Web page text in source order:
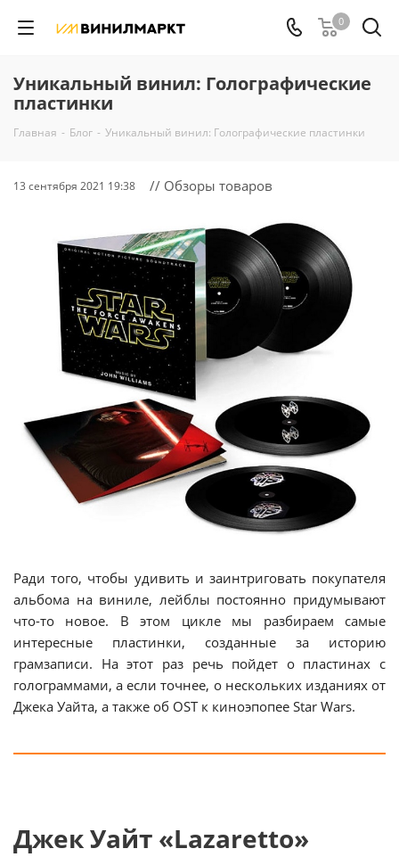
0
Уникальный винил: Голографические
пластинки
Главная - Блог - Уникальный винил: Голографические пластинки
13 сентября 2021 19:38 // Обзоры товаров
Ради того, чтобы удивить и заинтриговать покупателя
альбома на виниле, лейблы постоянно придумывают
что-то новое. В этом цикле мы разбираем самые
интересные пластинки, созданные за историю
грамзаписи. На этот раз речь пойдет о пластинах с
голограммами, а если точнее, о нескольких изданиях от
Джека Уайта, а также об OST к киноэпопее Star Wars.
Джек Уайт «Lazaretto»